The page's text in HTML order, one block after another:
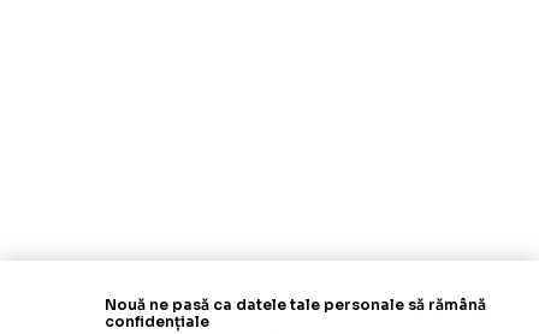
Nouă ne pasă ca datele tale personale să rămână
confidențiale